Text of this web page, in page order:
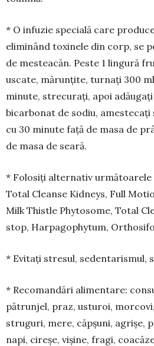
* O infuzie specială care
eliminând toxinele din corp, se
de mesteacăn. Peste 1 lingură
uscate, mărunțite, turnați 300
minute, strecurați, apoi
bicarbonat de sodiu,
cu 30 minute față de masa de
de masa de seară.
* Folosiți alternativ
Total Cleanse Kidneys, Full
Milk Thistle Phyto­some, To­tal
stop, Harpagophytum,
* Evitați stresul, sedentarismul,
* Recomandări alimentare:
pătrunjel, praz, usturoi,
struguri, mere, căpșuni, agrișe,
napi, cireșe, vișine, fragi,